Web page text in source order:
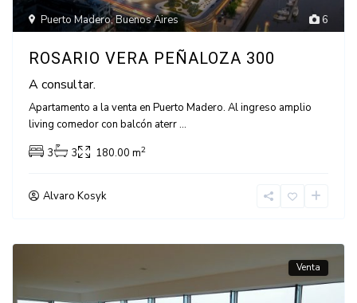
6
Puerto Madero,Buenos Aires
ROSARIO VERA PEÑALOZA 300
A consultar.
Apartamento a la venta en Puerto Madero. Al ingreso amplio
living comedor con balcón aterr...
3
3 180.00 m2
Alvaro Kosyk
Venta